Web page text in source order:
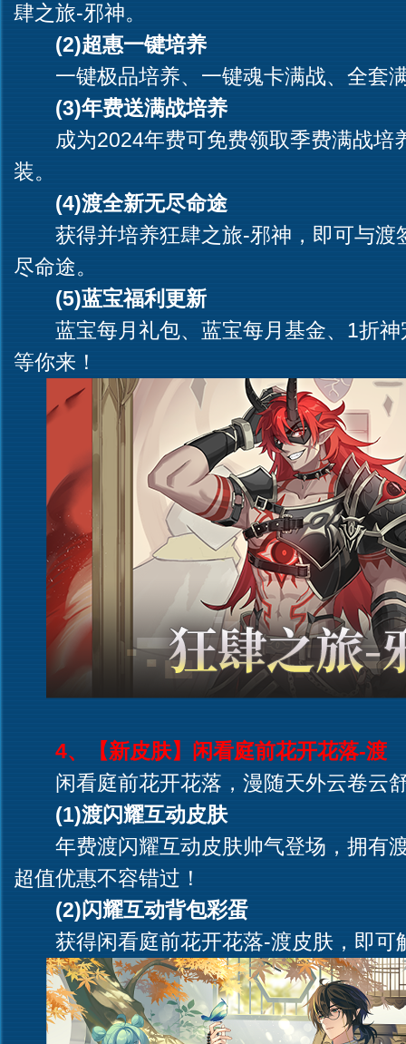
肆之旅-邪神。
(2)超惠一键培养
一键极品培养、一键魂卡满战、全套
(3)年费送满战培养
成为2024年费可免费领取季费满战培
装。
(4)渡全新无尽命途
获得并培养狂肆之旅-邪神，即可与渡
尽命途。
(5)蓝宝福利更新
蓝宝每月礼包、蓝宝每月基金、1折神
等你来！
4、【新皮肤】闲看庭前花开花落-渡
闲看庭前花开花落，漫随天外云卷云
(1)渡闪耀互动皮肤
年费渡闪耀互动皮肤帅气登场，拥有
超值优惠不容错过！
(2)闪耀互动背包彩蛋
获得闲看庭前花开花落-渡皮肤，即可